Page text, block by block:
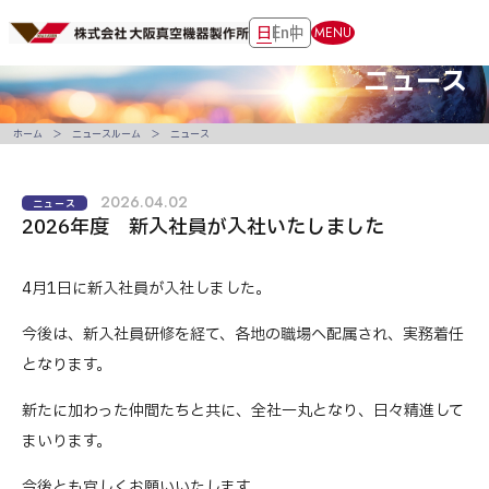
日En中 MENU
ニュース
2026年度 新入社員が入社いたしました
ニュース 2026.04.02
4月1日に新入社員が入社しました。
今後は、新入社員研修を経て、各地の職場へ配属され、実務着任
となります。
新たに加わった仲間たちと共に、全社一丸となり、日々精進して
まいります。
ホーム ニュースルーム ニュース